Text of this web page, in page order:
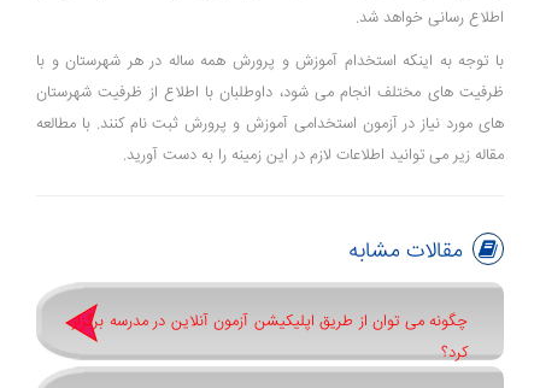
اطلاع رسانی خواهد شد.
با توجه به اینکه استخدام آموزش و پرورش همه ساله در هر شهرستان و با
ظرفیت های مختلف انجام می شود، داوطلبان با اطلاع از ظرفیت شهرستان
های مورد نیاز در آزمون استخدامی آموزش و پرورش ثبت نام کنند. با مطالعه
مقاله زیر می توانید اطلاعات لازم در این زمینه را به دست آورید.
مقالات مشابه
چگونه می توان از طریق اپلیکیشن آزمون آنلاین در مدرسه برگزار
کرد؟